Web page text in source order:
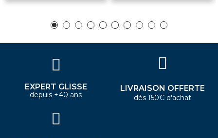
EXPERT GLISSE
depuis +40 ans
LIVRAISON OFFERTE
dès 150€ d'achat